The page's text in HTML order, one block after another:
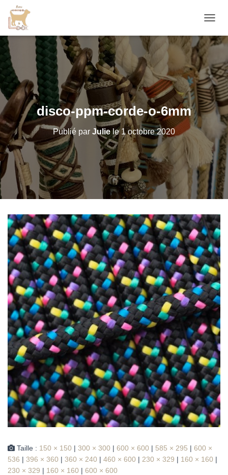
É
P
E
R
L
A
N
I
G
A
T
O
N
disco-ppm-corde-o-6mm
Publié par Juliele1 octobre 2020
Taille : 150 × 150 | 300 × 300 | 600 × 600 | 585 × 295 | 600 ×
536 | 396 × 360 | 360 × 240 | 460 × 600 | 230 × 329 | 160 × 160 |
230 × 329 | 160 × 160 | 600 × 600